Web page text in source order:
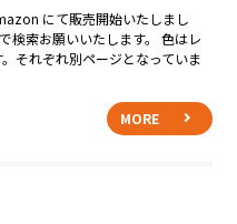
にて販売開始いたしまし
索お願いいたします。 色はレ
それぞれ別ページとなっていま
MORE